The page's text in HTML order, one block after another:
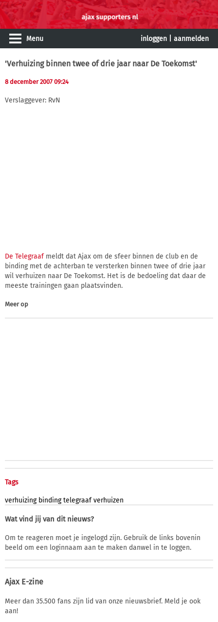
Menu inloggen aanmelden
'Verhuizing binnen twee of drie jaar naar De Toekomst'
8 december 2007 09:24
Verslaggever: RvN
De Telegraafmeldt dat Ajax om de sfeer binnen de club en de
binding met de achterban te versterken binnen twee of drie jaar
wil verhuizen naar De Toekomst. Het is de bedoeling dat daar de
meeste trainingen gaan plaatsvinden.
Meer op
Tags
verhuizing binding telegraaf verhuizen
Wat vind jij van dit nieuws?
Om te reageren moet je ingelogd zijn. Gebruik de links bovenin
beeld om een loginnaam aan te maken danwel in te loggen.
Ajax E-zine
Meer dan 35.500 fans zijn lid van onze nieuwsbrief. Meld je ook
aan!